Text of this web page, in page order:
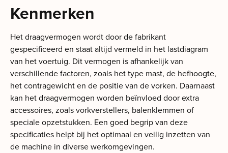
Kenmerken
Het draagvermogen wordt door de fabrikant
gespecificeerd en staat altijd vermeld in het lastdiagram
van het voertuig. Dit vermogen is afhankelijk van
verschillende factoren, zoals het type mast, de hefhoogte,
het contragewicht en de positie van de vorken. Daarnaast
kan het draagvermogen worden beïnvloed door extra
accessoires, zoals vorkverstellers, balenklemmen of
speciale opzetstukken. Een goed begrip van deze
specificaties helpt bij het optimaal en veilig inzetten van
de machine in diverse werkomgevingen.